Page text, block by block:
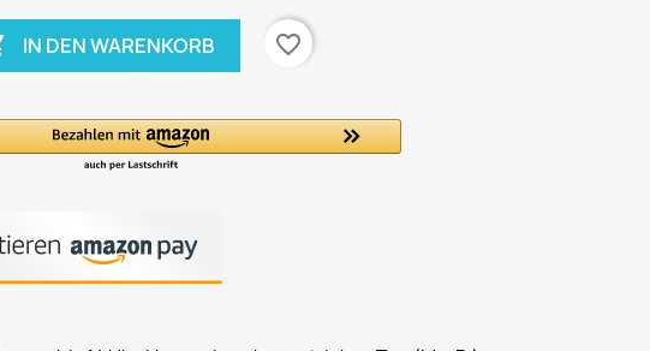
IN DEN WARENKORB favorite_border